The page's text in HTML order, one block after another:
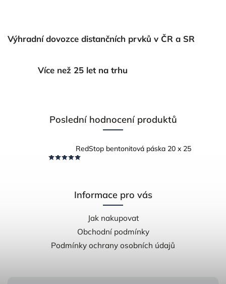
Výhradní dovozce distančních prvků v ČR a SR
Více než 25 let na trhu
Poslední hodnocení produktů
RedStop bentonitová páska 20 x 25
Informace pro vás
Jak nakupovat
Obchodní podmínky
Podmínky ochrany osobních údajů